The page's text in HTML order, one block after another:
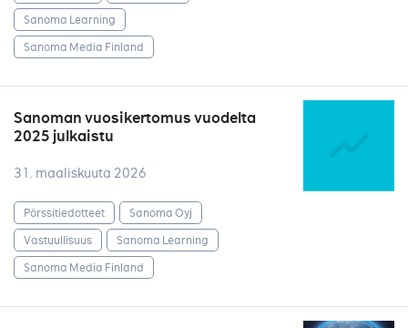
Sanoma Learning
Sanoma Media Finland
Sanoman vuosikertomus vuodelta
2025 julkaistu
31. maaliskuuta 2026
Pörssitiedotteet
Sanoma Oyj
Vastuullisuus
Sanoma Learning
Sanoma Media Finland